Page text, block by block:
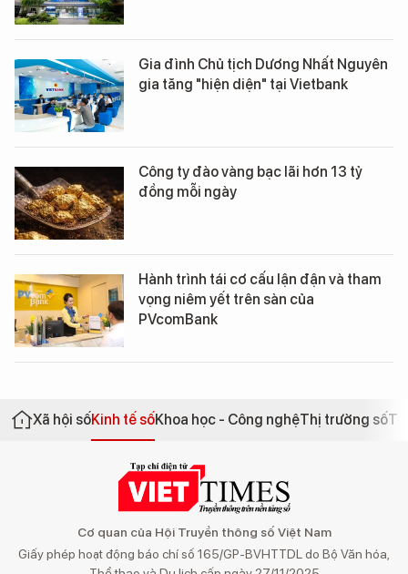
Gia đình Chủ tịch Dương Nhất Nguyên
gia tăng "hiện diện" tại Vietbank
Công ty đào vàng bạc lãi hơn 13 tỷ
đồng mỗi ngày
Hành trình tái cơ cấu lận đận và tham
vọng niêm yết trên sàn của
PVcomBank
Xã hội sốKinh tế sốKhoa học - Công nghệThị trường số
Cơ quan của Hội Truyền thông số Việt Nam
Giấy phép hoạt động báo chí số 165/GP-BVHTTDL do Bộ Văn hóa,